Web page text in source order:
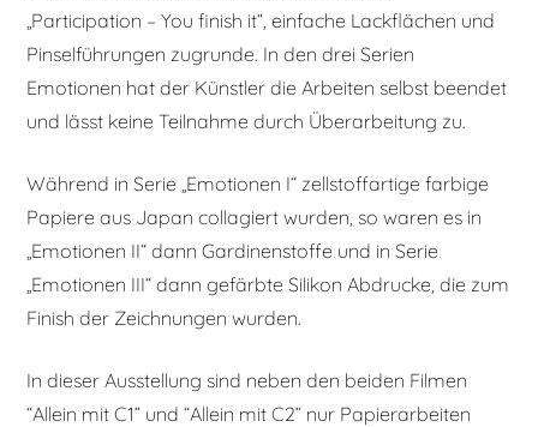
„Participation – You finish it“, einfache Lackflächen und
Pinselführungen zugrunde. In den drei Serien
Emotionen hat der Künstler die Arbeiten selbst beendet
und lässt keine Teilnahme durch Überarbeitung zu.
Während in Serie „Emotionen I“ zellstoffartige farbige
Papiere aus Japan collagiert wurden, so waren es in
„Emotionen II“ dann Gardinenstoffe und in Serie
„Emotionen III“ dann gefärbte Silikon Abdrucke, die zum
Finish der Zeichnungen wurden.
In dieser Ausstellung sind neben den beiden Filmen
“Allein mit C1” und “Allein mit C2” nur Papierarbeiten